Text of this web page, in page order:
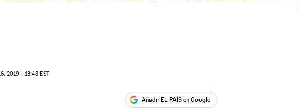
2019 - 13:48 EST
Añadir EL PAÍS en Google